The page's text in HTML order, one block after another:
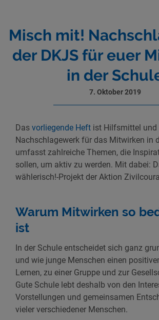
Misch mit!
der DKJS für euer
in der
7. Oktober 2019
Das vorliegende Heft ist Hilfsmittel und
Nachschlagewerk für das Mitwirken in
umfasst zahlreiche Themen, die
sollen, um aktiv zu werden. Mit dabei:
wählerisch!-Projekt der Aktion
Warum Mitwirken so
ist
In der Schule entscheidet sich ganz
und wie junge Menschen einen
Lernen, zu einer Gruppe und zur
Gute Schule lebt deshalb von den
Vorstellungen und gemeinsamen
vieler verschiedener Menschen.